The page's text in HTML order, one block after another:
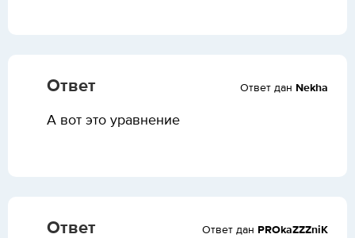
Ответ Ответ дан Nekha
А вот это уравнение
Ответ Ответ дан PROkaZZZniK